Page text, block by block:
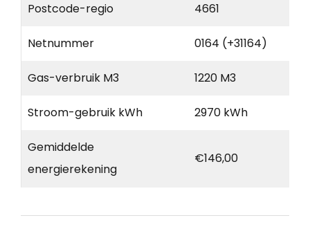
Postcode-regio 4661
Netnummer 0164 (+31164)
Gas-verbruik M3 1220 M3
Stroom-gebruik kWh 2970 kWh
Gemiddelde
energierekening
€146,00